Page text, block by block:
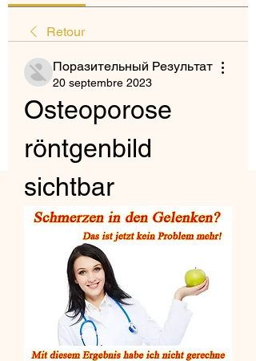
Retour
Поразительный Результат
20 septembre 2023
Osteoporose
röntgenbild
sichtbar